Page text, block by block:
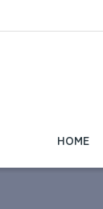
HOME